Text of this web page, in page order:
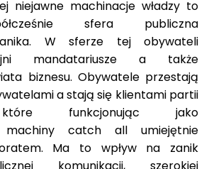
niejawne machinacje władzy to
sfera publiczna
W sferze tej obywateli
mandatariusze a także
biznesu. Obywatele przestają
a stają się klientami partii
które funkcjonując jako
machiny catch all umiejętnie
Ma to wpływ na zanik
komunikacji, szerokiej